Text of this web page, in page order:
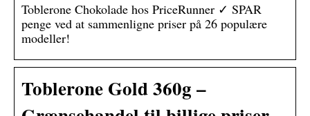
Toblerone Chokolade hos PriceRunner ✓ SPAR
penge ved at sammenligne priser på 26 populære
modeller!
Toblerone Gold 360g –